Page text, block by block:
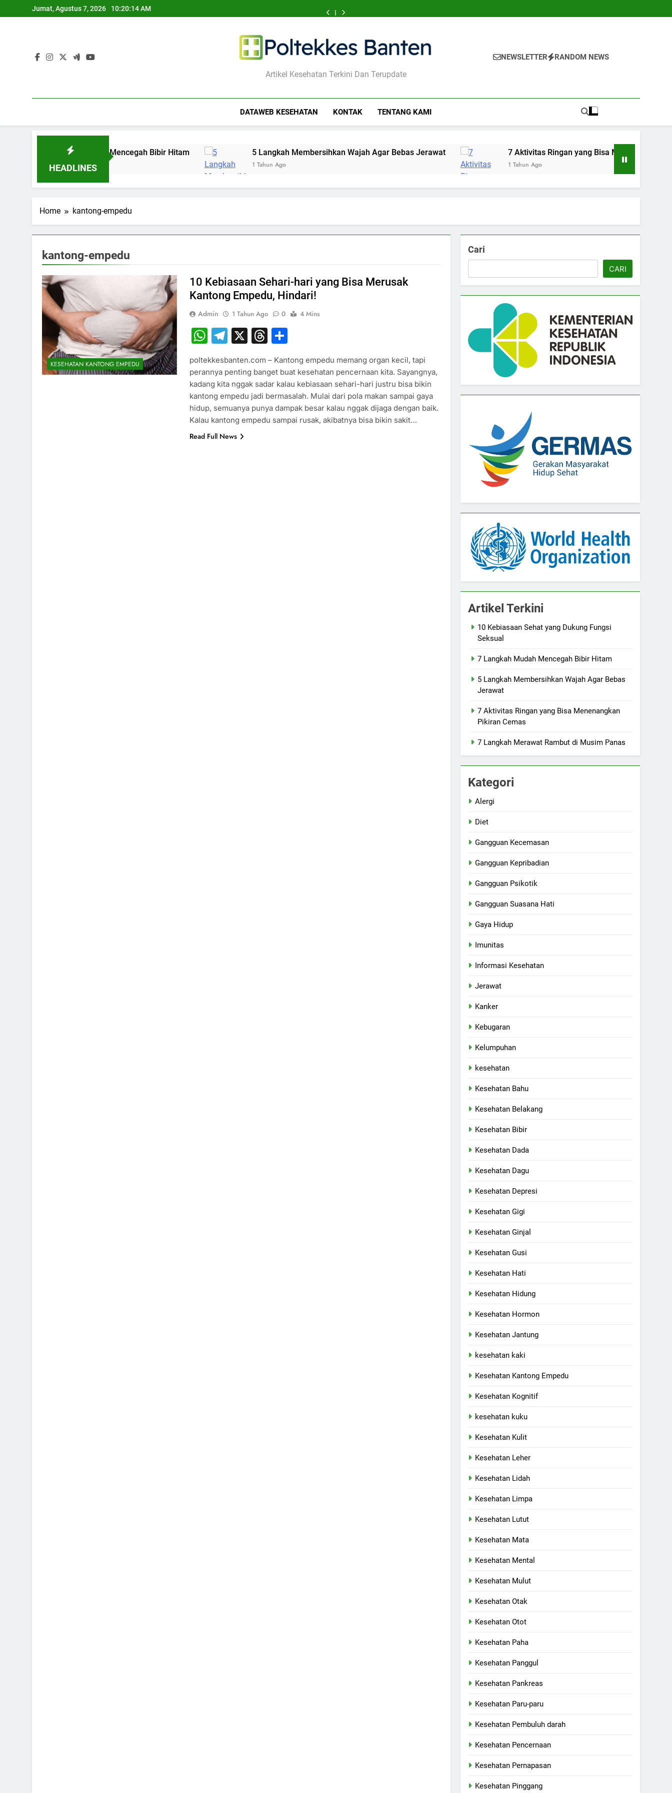
to
Jumat, Agustus 7, 2026 10:20:15 AM
Bisa
Cemas
Cemas
Wajah
Jerawat
yang
Pikiran
Cemas
Poltekkes Banten
Artikel Kesehatan Terkini Dan Terupdate
NEWSLETTER RANDOM NEWS
DATAWEB KESEHATAN KONTAK TENTANG KAMI
HEADLINES
Mudah Mencegah Bibir Hitam 5 Langkah Membersihkan Wajah Agar Bebas Jerawat
1 Tahun Ago
7 Aktivitas Ringan yang Bisa Menenangkan Pikiran Cemas
1 Tahun Ago
Home kantong-empedu
kantong-empedu
KESEHATAN KANTONG EMPEDU
10 Kebiasaan Sehari-hari yang Bisa Merusak
Kantong Empedu, Hindari!
Admin 1 Tahun Ago 0 4 Mins
WhatsApp
Telegram
X Threads
poltekkesbanten.com – Kantong empedu memang organ kecil, tapi
perannya penting banget buat kesehatan pencernaan kita. Sayangnya,
kadang kita nggak sadar kalau kebiasaan sehari-hari justru bisa bikin
kantong empedu jadi bermasalah. Mulai dari pola makan sampai gaya
hidup, semuanya punya dampak besar kalau nggak dijaga dengan baik.
Kalau kantong empedu sampai rusak, akibatnya bisa bikin sakit…
Read Full News
Cari
CARI
Artikel Terkini
10 Kebiasaan Sehat yang Dukung Fungsi
Seksual
7 Langkah Mudah Mencegah Bibir Hitam
5 Langkah Membersihkan Wajah Agar Bebas
Jerawat
7 Aktivitas Ringan yang Bisa Menenangkan
Pikiran Cemas
7 Langkah Merawat Rambut di Musim Panas
Kategori
Alergi
Diet
Gangguan Kecemasan
Gangguan Kepribadian
Gangguan Psikotik
Gangguan Suasana Hati
Gaya Hidup
Imunitas
Informasi Kesehatan
Jerawat
Kanker
Kebugaran
Kelumpuhan
kesehatan
Kesehatan Bahu
Kesehatan Belakang
Kesehatan Bibir
Kesehatan Dada
Kesehatan Dagu
Kesehatan Depresi
Kesehatan Gigi
Kesehatan Ginjal
Kesehatan Gusi
Kesehatan Hati
Kesehatan Hidung
Kesehatan Hormon
Kesehatan Jantung
kesehatan kaki
Kesehatan Kantong Empedu
Kesehatan Kognitif
kesehatan kuku
Kesehatan Kulit
Kesehatan Leher
Kesehatan Lidah
Kesehatan Limpa
Kesehatan Lutut
Kesehatan Mata
Kesehatan Mental
Kesehatan Mulut
Kesehatan Otak
Kesehatan Otot
Kesehatan Paha
Kesehatan Panggul
Kesehatan Pankreas
Kesehatan Paru-paru
Kesehatan Pembuluh darah
Kesehatan Pencernaan
Kesehatan Pernapasan
Kesehatan Pinggang